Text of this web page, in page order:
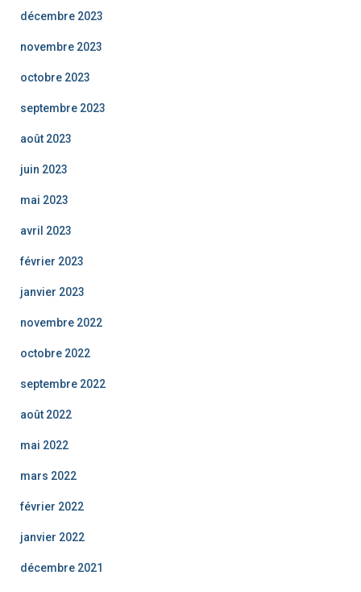
décembre 2023
novembre 2023
octobre 2023
septembre 2023
août 2023
juin 2023
mai 2023
avril 2023
février 2023
janvier 2023
novembre 2022
octobre 2022
septembre 2022
août 2022
mai 2022
mars 2022
février 2022
janvier 2022
décembre 2021